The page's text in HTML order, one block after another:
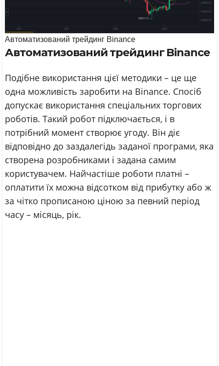
Автоматизований трейдинг Binance
Автоматизований трейдинг Binance
Подібне використання цієї методики – це ще
одна можливість заробити на Вinance. Спосіб
допускає використання спеціальних торгових
роботів. Такий робот підключається, і в
потрібний момент створює угоду. Він діє
відповідно до заздалегідь заданої програми, яка
створена розробниками і задана самим
користувачем. Найчастіше роботи платні –
оплатити їх можна відсотком від прибутку або ж
за чітко прописаною ціною за певний період
часу – місяць, рік.